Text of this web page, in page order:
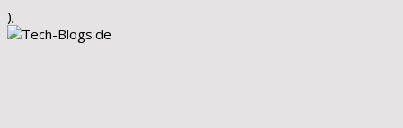
);